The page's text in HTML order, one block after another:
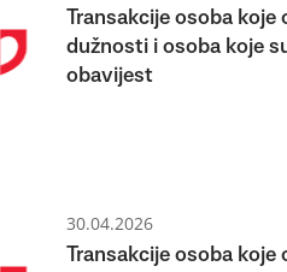
Transakcije osoba
dužnosti i osoba koje
obavijest
30.04.2026
Transakcije osoba